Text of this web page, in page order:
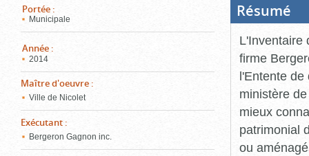
Portée :
Municipale
Année :
2014
Maître d'oeuvre :
Ville de Nicolet
Exécutant :
Bergeron Gagnon inc.
Résumé
L'Inventaire
firme
l'Entente de
ministère
mieux
patrimonial
ou